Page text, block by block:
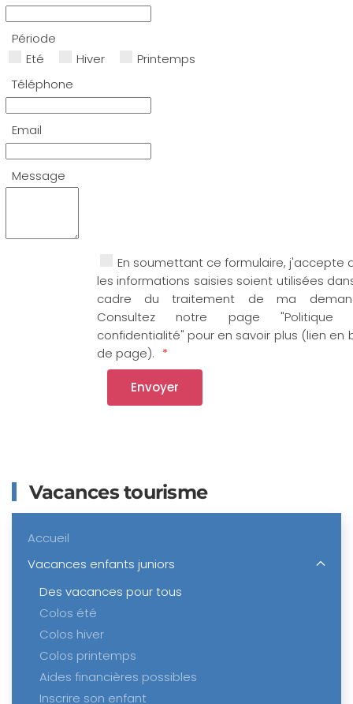
Période
Eté
Hiver
Printemps
Téléphone
Email
Message
En soumettant ce formulaire, j'accepte
les informations saisies soient utilisées
cadre du traitement de ma
Consultez notre page "Politique
confidentialité" pour en savoir plus (lien en
de page).
Vacances tourisme
Accueil
Vacances enfants juniors
Des vacances pour tous
Colos été
Colos hiver
Colos printemps
Aides financières possibles
Inscrire son enfant